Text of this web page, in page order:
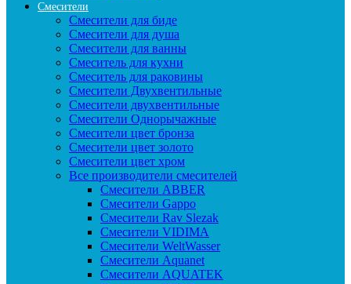
Смесители
Смесители для биде
Смесители для душа
Смесители для ванны
Смеситель для кухни
Смеситель для раковины
Смесители Двухвентильные
Смесители двухвентильные
Смесители Однорычажные
Смесители цвет бронза
Смесители цвет золото
Смесители цвет хром
Все производители смесителей
Cмесители ABBER
Cмесители Gappo
Cмесители Rav Slezak
Cмесители VIDIMA
Cмесители WeltWasser
Смесители Aquanet
Смесители AQUATEK